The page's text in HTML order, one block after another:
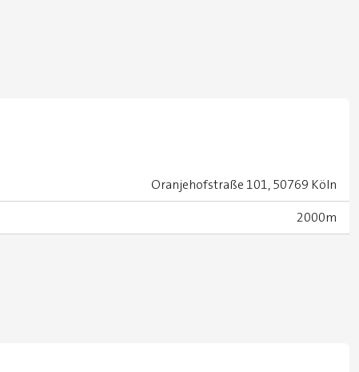
Oranjehofstraße 101, 50769 Köln
2000m